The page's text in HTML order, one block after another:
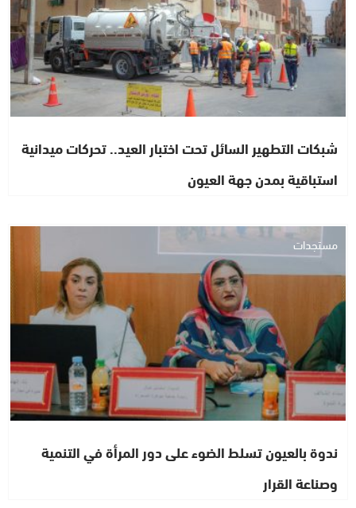
شبكات التطهير السائل تحت اختبار العيد.. تحركات ميدانية
استباقية بمدن جهة العيون
مستجدات
ندوة بالعيون تسلط الضوء على دور المرأة في التنمية
وصناعة القرار